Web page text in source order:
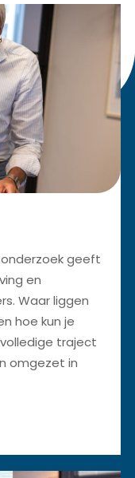
geeft
en
Waar liggen
hoe kun je
traject
omgezet in